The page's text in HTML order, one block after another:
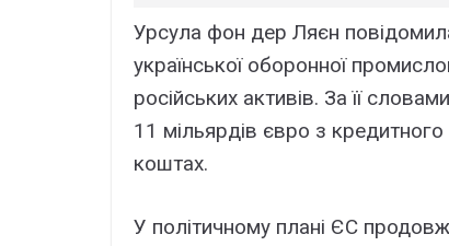
Урсула фон дер Ляєн
української оборонної
російських активів. За її
11 мільярдів євро з
коштах.
У політичному плані ЄС